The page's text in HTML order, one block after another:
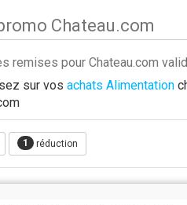
Chateau.com
remises pour Chateau.com
sur vos achats Alimentation
1 réduction